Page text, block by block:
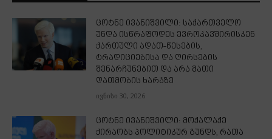
ცოტნე ივანიშვილი: საქართველო
უნდა ისწრაფოდეს ევროკავშირისკენ
ქართული ადათ-წესების,
ტრადიციებისა და ღირსების
შენარჩუნებით და არა მათი
დათმობის ხარჯზე
ივნისი 30, 2026
ცოტნე ივანიშვილი: მოქალაქე
ქირაობს პოლიტიკურ გუნდს, რათა